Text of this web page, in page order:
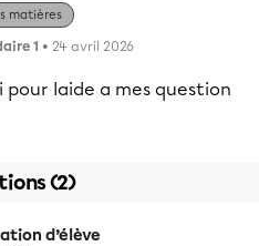
matières
1 • 24 avril 2026
pour laide a mes question
(2)
d’élève